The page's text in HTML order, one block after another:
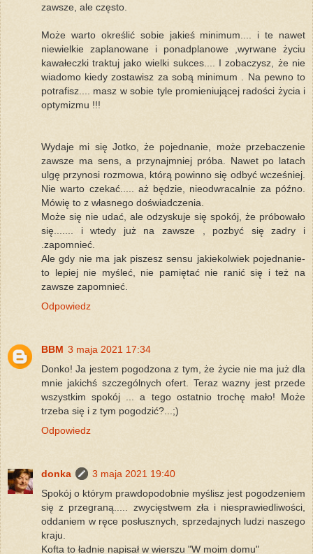
zawsze, ale często.
Może warto określić sobie jakieś minimum.... i te nawet
niewielkie zaplanowane i ponadplanowe ,wyrwane życiu
kawałeczki traktuj jako wielki sukces.... I zobaczysz, że nie
wiadomo kiedy zostawisz za sobą minimum . Na pewno to
potrafisz.... masz w sobie tyle promieniującej radości życia i
optymizmu !!!
Wydaje mi się Jotko, że pojednanie, może przebaczenie
zawsze ma sens, a przynajmniej próba. Nawet po latach
ulgę przynosi rozmowa, którą powinno się odbyć wcześniej.
Nie warto czekać..... aż będzie, nieodwracalnie za późno.
Mówię to z własnego doświadczenia.
Może się nie udać, ale odzyskuje się spokój, że próbowało
się....... i wtedy już na zawsze , pozbyć się zadry i
.zapomnieć.
Ale gdy nie ma jak piszesz sensu jakiekolwiek pojednanie-
to lepiej nie myśleć, nie pamiętać nie ranić się i też na
zawsze zapomnieć.
Odpowiedz
BBM 3 maja 2021 17:34
Donko! Ja jestem pogodzona z tym, że życie nie ma już dla
mnie jakichś szczególnych ofert. Teraz wazny jest przede
wszystkim spokój ... a tego ostatnio trochę mało! Może
trzeba się i z tym pogodzić?...;)
Odpowiedz
donka
3 maja 2021 19:40
Spokój o którym prawdopodobnie myślisz jest pogodzeniem
się z przegraną..... zwycięstwem zła i niesprawiedliwości,
oddaniem w ręce posłusznych, sprzedajnych ludzi naszego
kraju.
Kofta to ładnie napisał w wierszu "W moim domu"